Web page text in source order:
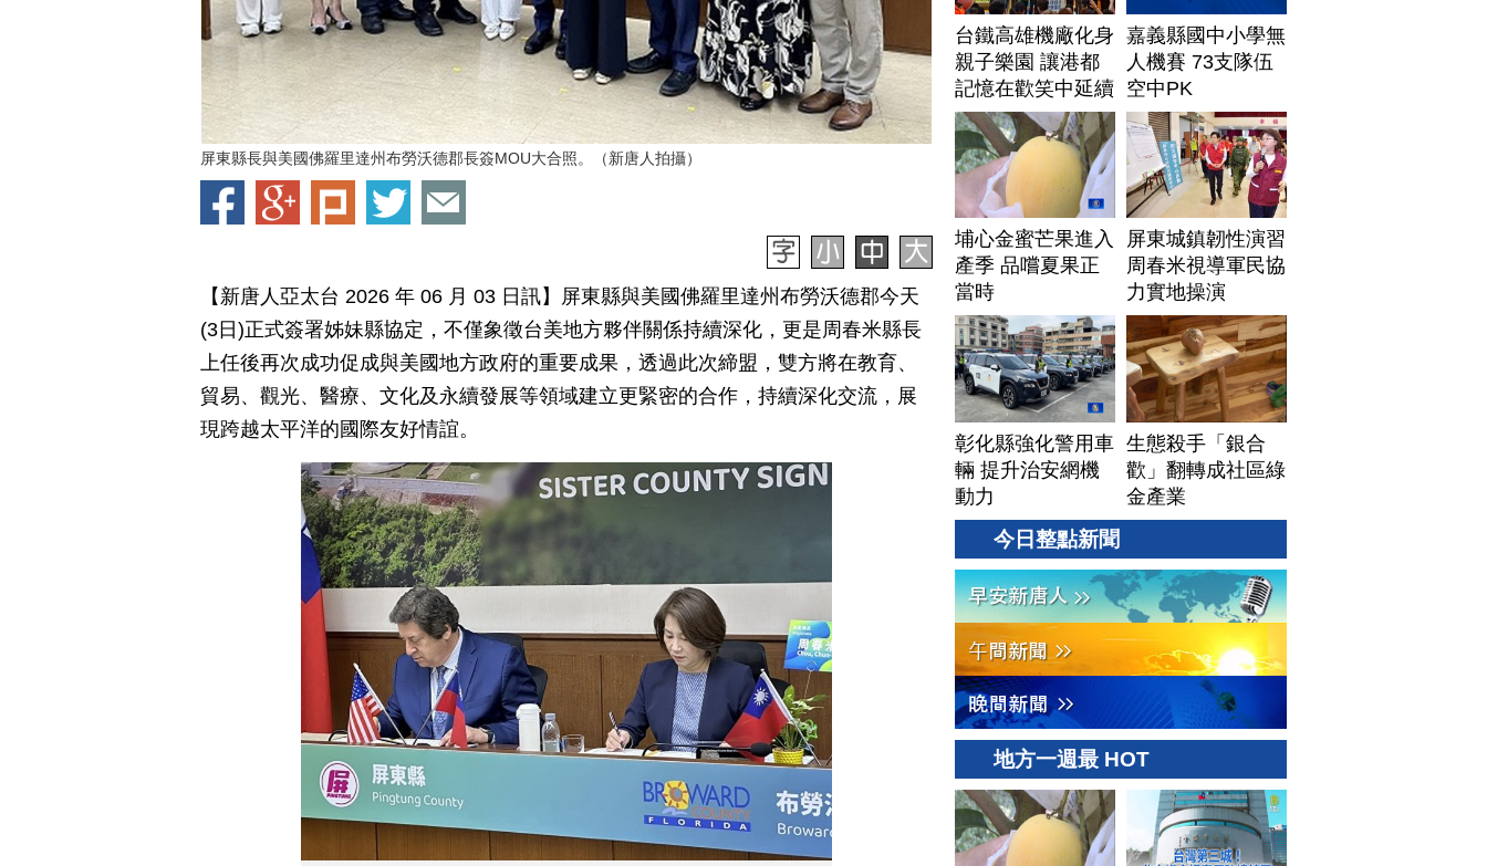
屏東縣長與美國佛羅里達州布勞沃德郡長簽MOU大合照。（新唐人拍攝）
【新唐人亞太台 2026 年 06 月 03 日訊】屏東縣與美國佛羅里達州布勞沃德郡今天
(3日)正式簽署姊妹縣協定，不僅象徵台美地方夥伴關係持續深化，更是周春米縣長
上任後再次成功促成與美國地方政府的重要成果，透過此次締盟，雙方將在教育、
貿易、觀光、醫療、文化及永續發展等領域建立更緊密的合作，持續深化交流，展
現跨越太平洋的國際友好情誼。
台鐵高雄機廠化身
親子樂園 讓港都
記憶在歡笑中延續
嘉義縣國中小學無
人機賽 73支隊伍
空中PK
埔心金蜜芒果進入
產季 品嚐夏果正
當時
屏東城鎮韌性演習
周春米視導軍民協
力實地操演
彰化縣強化警用車
輛 提升治安網機
動力
生態殺手「銀合
歡」翻轉成社區綠
金產業
今日整點新聞
地方一週最 HOT